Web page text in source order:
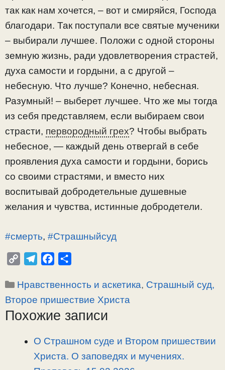
так как нам хочется, – вот и смиряйся, Господа
благодари. Так поступали все святые мученики
– выбирали лучшее. Положи с одной стороны
земную жизнь, ради удовлетворения страстей,
духа самости и гордыни, а с другой –
небесную. Что лучше? Конечно, небесная.
Разумный! – выберет лучшее. Что же мы тогда
из себя представляем, если выбираем свои
страсти, первородный грех? Чтобы выбрать
небесное, — каждый день отвергай в себе
проявления духа самости и гордыни, борись
со своими страстями, и вместо них
воспитывай добродетельные душевные
желания и чувства, истинные добродетели.
#смерть, #Страшныйсуд
p
y
L
l
e
g
a
c
e
b
п
р
а
Рубрики
Нравственность и аскетика, Страшный суд,
Второе пришествие Христа
Похожие записи
О Страшном суде и Втором пришествии
Христа. О заповедях и мучениях.